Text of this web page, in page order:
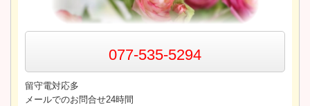
077-535-5294
留守電対応多
メールでのお問合せ24時間